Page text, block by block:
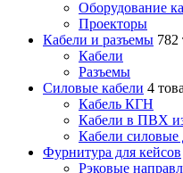
Оборудование
Проекторы
Кабели и разъемы 782
Кабели
Разъемы
Силовые кабели 4
Кабель КГН
Кабели в ПВХ
Кабели силовые
Фурнитура для кейсов
Рэковые